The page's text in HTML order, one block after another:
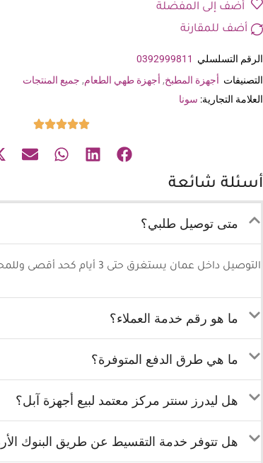
أضف إلى المفضلة
أضف للمقارنة
الرقم التسلسلي
0392999811
التصنيفات أجهزة المطبخ, أجهزة طهي الطعام, جميع المنتجات
العلامة التجارية: سونا
أسئلة شائعة
متى توصيل طلبي؟
التوصيل داخل عمان يستغرق حتى 3 أيام كحد أقصى وللمحافظات 5-7 أيام كحد أقصى.
ما هو رقم خدمة العملاء؟
ما هي طرق الدفع المتوفرة؟
هل ليدرز سنتر مركز معتمد لبيع أجهزة آبل؟
هل تتوفر خدمة التقسيط عن طريق البنوك